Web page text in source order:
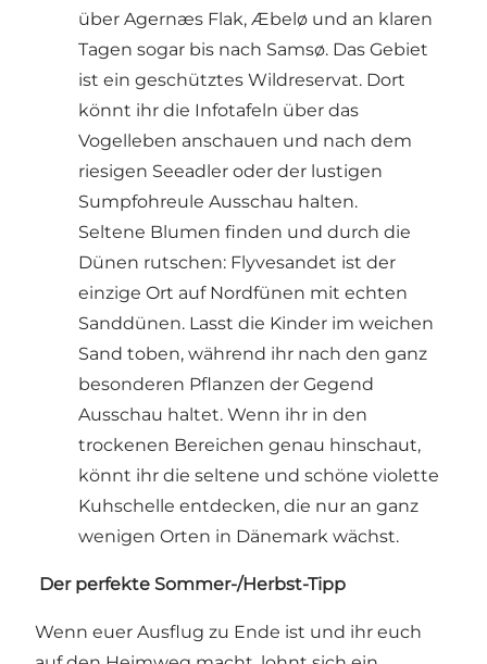
über Agernæs Flak, Æbelø und an klaren
Tagen sogar bis nach Samsø. Das Gebiet
ist ein geschütztes Wildreservat. Dort
könnt ihr die Infotafeln über das
Vogelleben anschauen und nach dem
riesigen Seeadler oder der lustigen
Sumpfohreule Ausschau halten.
Seltene Blumen finden und durch die
Dünen rutschen: Flyvesandet ist der
einzige Ort auf Nordfünen mit echten
Sanddünen. Lasst die Kinder im weichen
Sand toben, während ihr nach den ganz
besonderen Pflanzen der Gegend
Ausschau haltet. Wenn ihr in den
trockenen Bereichen genau hinschaut,
könnt ihr die seltene und schöne violette
Kuhschelle entdecken, die nur an ganz
wenigen Orten in Dänemark wächst.
Der perfekte Sommer-/Herbst-Tipp
Wenn euer Ausflug zu Ende ist und ihr euch